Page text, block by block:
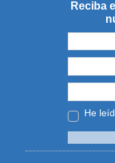
Reciba
He